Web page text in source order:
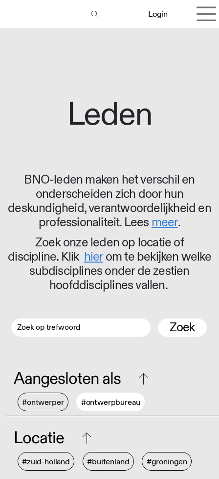
Login
Leden
BNO-leden maken het verschil en
onderscheiden zich door hun
deskundigheid, verantwoordelijkheid en
professionaliteit. Lees meer.
Zoek onze leden op locatie of
discipline. Klik hierom te bekijken welke
subdisciplines onder de zestien
hoofddisciplines vallen.
Zoek
Aangesloten als
#ontwerper #ontwerpbureau
Locatie
#zuid-holland #buitenland #groningen